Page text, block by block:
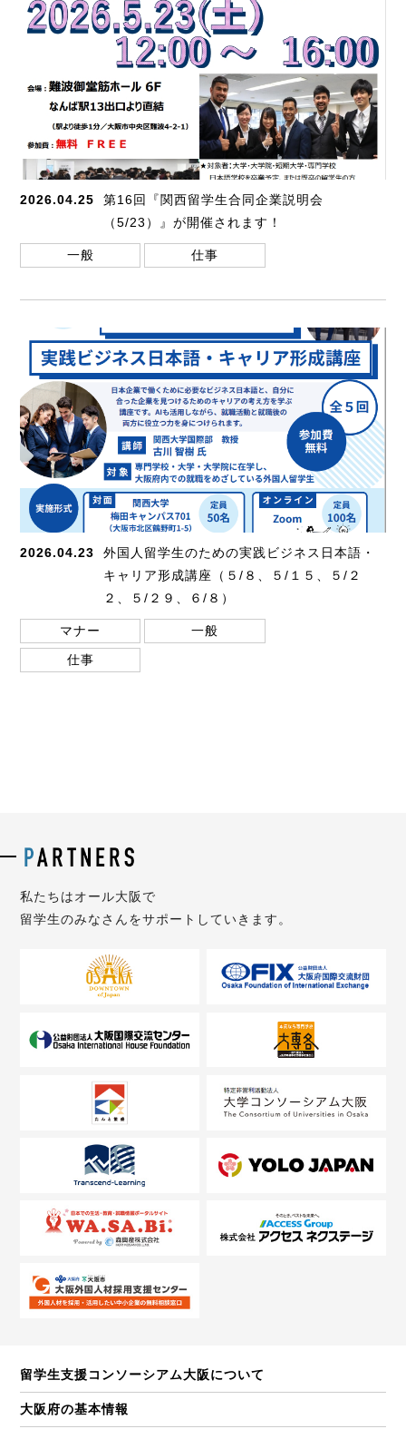
2026.04.25
第16回『関西留学生合同企業説明会
（5/23）』が開催されます！
一般 仕事
2026.04.23
外国人留学生のための実践ビジネス日本語・
キャリア形成講座（５/８、５/１５、５/２
２、５/２９、６/８）
マナー
一般
仕事
私たちはオール大阪で
留学生のみなさんをサポートしていきます。
留学生支援コンソーシアム大阪について
大阪府の基本情報